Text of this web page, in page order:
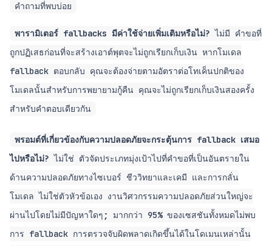
คำถามที่พบบ่อย
พารามิเตอร์ fallbacks มีค่าใช้จ่ายเพิ่มเติมหรือไม่? ไม่มี คำขอที่
ถูกปฏิเสธก่อนที่จะสร้างเอาต์พุตจะไม่ถูกเรียกเก็บเงิน หากโมเดล
fallback ตอบกลับ คุณจะต้องจ่ายตามอัตราต่อโทเค็นปกติของ
โมเดลนั้นสำหรับการพยายามกู้คืน คุณจะไม่ถูกเรียกเก็บเงินสองครั้ง
สำหรับคำตอบเดียวกัน
พรอมต์ที่เกี่ยวข้องกับความปลอดภัยจะกระตุ้นการ fallback เสมอ
ไปหรือไม่? ไม่ใช่ ตัวจัดประเภทมุ่งเป้าไปที่คำขอที่เป็นอันตรายใน
ด้านความปลอดภัยทางไซเบอร์ ชีววิทยาและเคมี และการกลั่น
โมเดล ไม่ใช่ตัวหัวข้อเอง งานวิศวกรรมความปลอดภัยส่วนใหญ่จะ
ผ่านไปโดยไม่มีปัญหาใดๆ; มากกว่า 95% ของเซสชันทั้งหมดไม่พบ
การ fallback การตรวจจับผิดพลาดเกิดขึ้นได้ในโดเมนเหล่านั้น